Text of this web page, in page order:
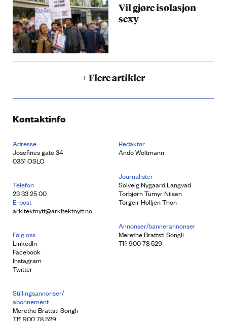
Vil gjøre isolasjon
sexy
+ Flere artikler
Kontaktinfo
Adresse
Josefines gate 34
0351 OSLO
Telefon
23 33 25 00
E-post
arkitektnytt@arkitektnytt.no
Følg oss:
LinkedIn
Facebook
Instagram
Twitter
Redaktør
Ando Woltmann
Journalister
Solveig Nygaard Langvad
Torbjørn Tumyr Nilsen
Torgeir Holljen Thon
Annonser/bannerannonser
Merethe Brattsti Songli
Tlf: 900 78 529
Stillingsannonser/
abonnement
Merethe Brattsti Songli
Tlf: 900 78 529